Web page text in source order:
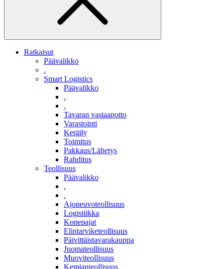
Ratkaisut
Päävalikko
.
Smart Logistics
Päävalikko
.
.
Tavaran vastaanotto
Varastointi
Keräily
Toimitus
Pakkaus/Lähetys
Rahditus
Teollisuus
Päävalikko
.
.
Ajoneuvoteollisuus
Logistiikka
Konepajat
Elintarviketeollisuus
Päivittäistavarakauppa
Juomateollisuus
Muoviteollisuus
Kemianteollisuus